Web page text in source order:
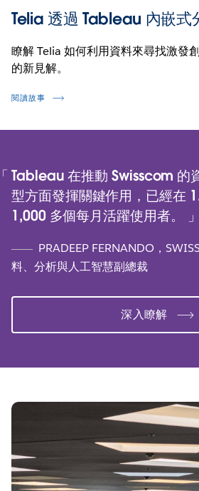
Telia 透過 Tableau 內嵌式
瞭解 Telia 如何利用資料來尋找激發
的新見解。
閱讀故事
Tableau 在推動 Swisscom 的
型方面發揮關鍵作用，已經在
1,000 多個每月活躍使用者。
PRADEEP FERNANDO，
料、分析與人工智慧副總裁
深入瞭解